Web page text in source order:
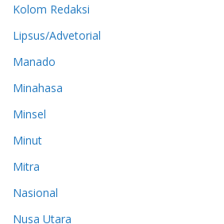
Kolom Redaksi
Lipsus/Advetorial
Manado
Minahasa
Minsel
Minut
Mitra
Nasional
Nusa Utara